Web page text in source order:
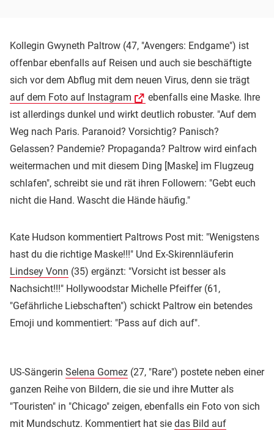
Kollegin Gwyneth Paltrow (47, "Avengers: Endgame") ist
offenbar ebenfalls auf Reisen und auch sie beschäftigte
sich vor dem Abflug mit dem neuen Virus, denn sie trägt
auf dem Foto auf Instagram
ebenfalls eine Maske. Ihre
ist allerdings dunkel und wirkt deutlich robuster. "Auf dem
Weg nach Paris. Paranoid? Vorsichtig? Panisch?
Gelassen? Pandemie? Propaganda? Paltrow wird einfach
weitermachen und mit diesem Ding [Maske] im Flugzeug
schlafen", schreibt sie und rät ihren Followern: "Gebt euch
nicht die Hand. Wascht die Hände häufig."
Kate Hudson kommentiert Paltrows Post mit: "Wenigstens
hast du die richtige Maske!!!" Und Ex-Skirennläuferin
Lindsey Vonn (35) ergänzt: "Vorsicht ist besser als
Nachsicht!!!" Hollywoodstar Michelle Pfeiffer (61,
"Gefährliche Liebschaften") schickt Paltrow ein betendes
Emoji und kommentiert: "Pass auf dich auf".
US-Sängerin Selena Gomez (27, "Rare") postete neben einer
ganzen Reihe von Bildern, die sie und ihre Mutter als
"Touristen" in "Chicago" zeigen, ebenfalls ein Foto von sich
mit Mundschutz. Kommentiert hat sie das Bild auf